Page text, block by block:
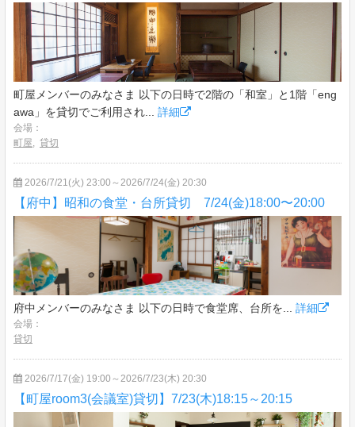
町屋メンバーのみなさま 以下の日時で2階の「和室」と1階「eng
awa」を貸切でご利用され... 詳細
会場：
町屋, 貸切
2026/7/21(火) 23:00～2026/7/24(金) 20:30
【府中】昭和の食堂・台所貸切 7/24(金)18:00〜20:00
府中メンバーのみなさま 以下の日時で食堂席、台所を... 詳細
会場：
貸切
2026/7/17(金) 19:00～2026/7/23(木) 20:30
【町屋room3(会議室)貸切】7/23(木)18:15～20:15